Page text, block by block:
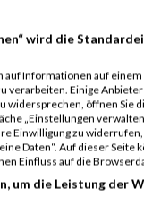
Biesen
wird die
Informationen auf einem
verarbeiten. Einige
öffnen Sie
„Einstellungen
Einwilligung zu
Daten“. Auf dieser
Einfluss auf die
um die Leistung der